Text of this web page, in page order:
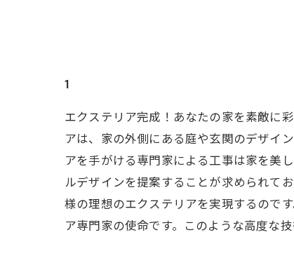
1
エクステリア完成！あなたの家を素敵に
アは、家の外側にある庭や玄関のデザイ
アを手がける専門家による工事は家を美
ルデザインを提案することが求められて
様の理想のエクステリアを実現するので
ア専門家の使命です。このような高度な